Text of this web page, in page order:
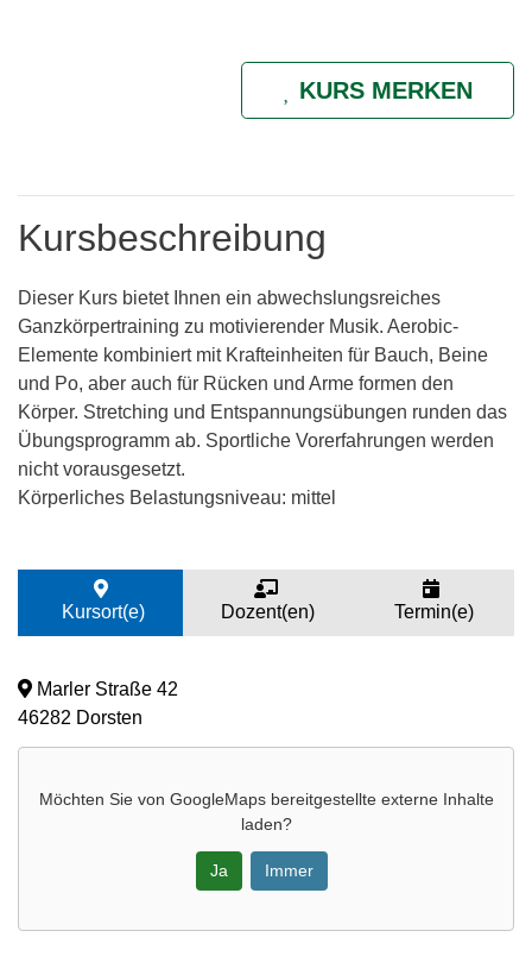
KURS MERKEN
Kursbeschreibung
Dieser Kurs bietet Ihnen ein abwechslungsreiches
Ganzkörpertraining zu motivierender Musik. Aerobic-
Elemente kombiniert mit Krafteinheiten für Bauch, Beine
und Po, aber auch für Rücken und Arme formen den
Körper. Stretching und Entspannungsübungen runden das
Übungsprogramm ab. Sportliche Vorerfahrungen werden
nicht vorausgesetzt.
Körperliches Belastungsniveau: mittel
Kursort(e) Dozent(en) Termin(e)
Marler Straße 42
46282 Dorsten
Möchten Sie von GoogleMapsbereitgestellte externe Inhalte
laden?
Ja Immer